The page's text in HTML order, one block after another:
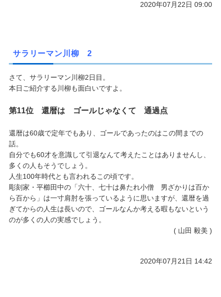
2020年07月22日 09:00
サラリーマン川柳 2
さて、サラリーマン川柳2日目。
本日ご紹介する川柳も面白いですよ。
第11位 還暦は ゴールじゃなくて 通過点
還暦は60歳で定年でもあり、ゴールであったのはこの間までの
話。
自分でも60才を意識して引退なんて考えたことはありませんし、
多くの人もそうでしょう。
人生100年時代とも言われるこの頃です。
彫刻家・平櫛田中の「六十、七十は鼻たれ小僧 男ざかりは百か
ら百から」は一寸肩肘を張っているように思いますが、還暦を過
ぎてからの人生は長いので、ゴールなんか考える暇もないという
のが多くの人の実感でしょう。
( 山田 毅美 )
2020年07月21日 14:42